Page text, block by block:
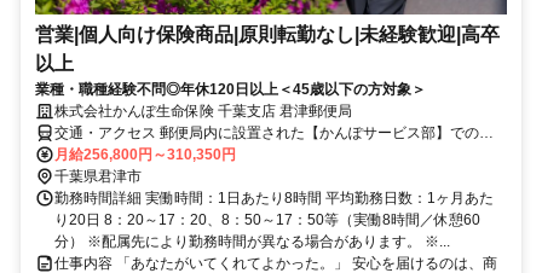
営業|個人向け保険商品|原則転勤なし|未経験歓迎|高卒
以上
業種・職種経験不問◎年休120日以上＜45歳以下の方対象＞
株式会社かんぽ生命保険 千葉支店 君津郵便局
交通・アクセス 郵便局内に設置された【かんぽサービス部】での勤
務となります
月給256,800円～310,350円
千葉県君津市
勤務時間詳細 実働時間：1日あたり8時間 平均勤務日数：1ヶ月あた
り20日 8：20～17：20、8：50～17：50等（実働8時間／休憩60
分） ※配属先により勤務時間が異なる場合があります。 ※...
仕事内容 「あなたがいてくれてよかった。」 安心を届けるのは、商